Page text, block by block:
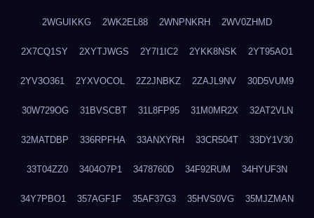
2WGUIKKG 2WK2EL88 2WNPNKRH 2WV0ZHMD
2X7CQ1SY 2XYTJWGS 2Y7I1IC2 2YKK8NSK 2YT95AO1
2YV3O361 2YXVOCOL 2Z2JNBKZ 2ZAJL9NV 30D5VUM9
30W729OG 31BVSCBT 31L8FP95 31M0MR2X 32AT2VLN
32MATDBP 336RPFHA 33ANXYRH 33CR504T 33DY1V30
33T04ZZ0 3404O7P1 3478760D 34F92RUM 34HYUF3N
34Y7PBO1 357AGF1F 35AF37G3 35HVS0VG 35MJZMAN